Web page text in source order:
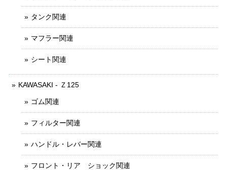
タンク関連
マフラー関連
シート関連
KAWASAKI - Ｚ125
ゴム関連
フィルター関連
ハンドル・レバー関連
フロント・リア ショック関連